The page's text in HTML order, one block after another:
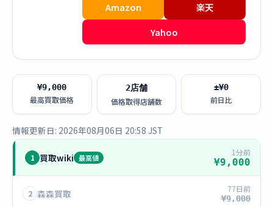
Amazon
楽天
Yahoo
¥9,000
最高買取価格
2店舗
価格取得店舗数
±¥0
前日比
情報更新日: 2026年08月06日 20:58 JST
1 買取wiki 最高値
1分前
¥9,000
2 森森買取 77日前
¥9,000